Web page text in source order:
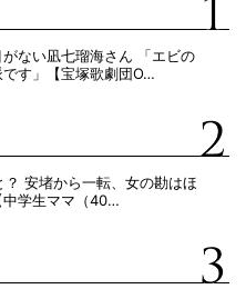
ない凪七瑠海さん 「エビの
す」【宝塚歌劇団O…
？ 安堵から一転、女の勘はほ
中学生ママ（40…